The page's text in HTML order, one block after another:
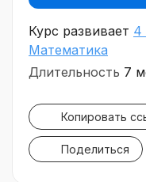
Курс развивает 4
Математика
Длительность 7
Копировать
Поделиться